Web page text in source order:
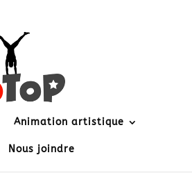
Animation artistique
Nous joindre